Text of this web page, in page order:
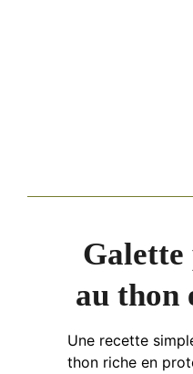
au thon
Une recette
thon riche en